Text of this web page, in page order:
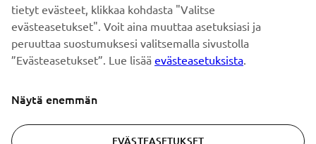
Lue tietosuojakäytäntömme saadaksesi tietää, miten
käsittelemme henkilötietojasi:
Tietosuoja ja evästeet -sivustolta
tietyt evästeet, klikkaa kohdasta "Valitse
evästeasetukset". Voit aina muuttaa asetuksiasi ja
peruuttaa suostumuksesi valitsemalla sivustolla
”Evästeasetukset”. Lue lisää evästeasetuksista.
Näytä enemmän
EVÄSTEASETUKSET